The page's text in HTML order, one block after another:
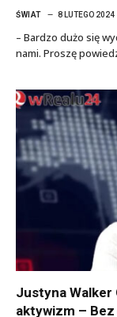
ŚWIAT 8 LUTEGO 2024
– Bardzo dużo się
nami. Proszę
Justyna Walker
aktywizm –